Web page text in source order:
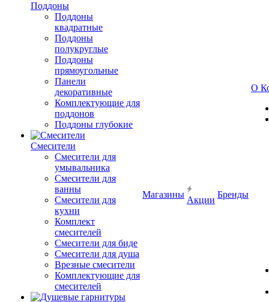
Поддоны
Поддоны
квадратные
Поддоны
полукруглые
Поддоны
прямоугольные
Панели
декоративные
Комплектующие для
поддонов
Поддоны глубокие
Смесители
Смесители для
умывальника
Смесители для
ванны
Смесители для
кухни
Комплект
смесителей
Смесители для биде
Смесители для душа
Врезные смесители
Комплектующие для
смесителей
Магазины
Акции
Бренды
О